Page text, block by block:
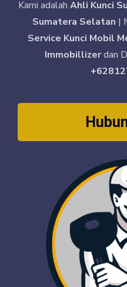
Kami adalah Ahli Kunci
Sumatera Selatan |
Service Kunci Mobil
Immobillizerdan D